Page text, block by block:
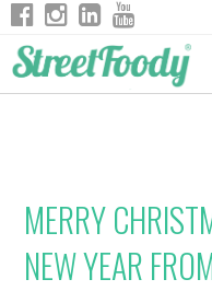
MERRY
NEW YEAR